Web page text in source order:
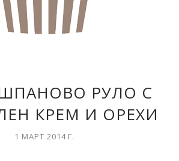
РУЛО С
КРЕМ И ОРЕХИ
1 МАРТ 2014 Г.